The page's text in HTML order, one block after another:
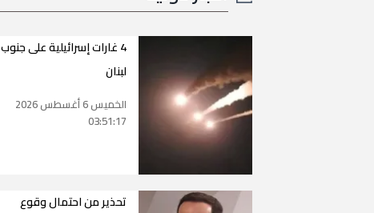
4 غارات إسرائيلية على جنوب
لبنان
الخميس 6 أغسطس 2026
03:51:17
تحذير من احتمال وقوع